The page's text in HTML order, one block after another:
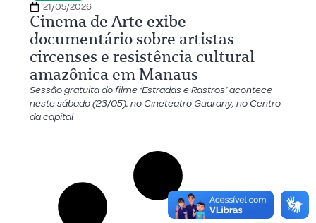
21/05/2026
Cinema de Arte exibe
documentário sobre artistas
circenses e resistência cultural
amazônica em Manaus
Sessão gratuita do filme ‘Estradas e Rastros’ acontece
neste sábado (23/05), no Cineteatro Guarany, no Centro
da capital